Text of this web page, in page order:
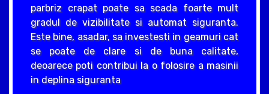
parbriz crapat poate sa scada foarte mult
gradul de vizibilitate si automat siguranta.
Este bine, asadar, sa investesti in geamuri cat
se poate de clare si de buna calitate,
deoarece poti contribui la o folosire a masinii
in deplina siguranta